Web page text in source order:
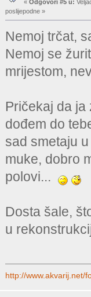
« Odgovori #5 u:
poslijepodne »
Nemoj trčat,
Nemoj se
mrijestom,
Pričekaj da
dođem do
sad smetaju
muke, dobro
polovi...
Dosta šale,
u
http://www.akvarij.net/